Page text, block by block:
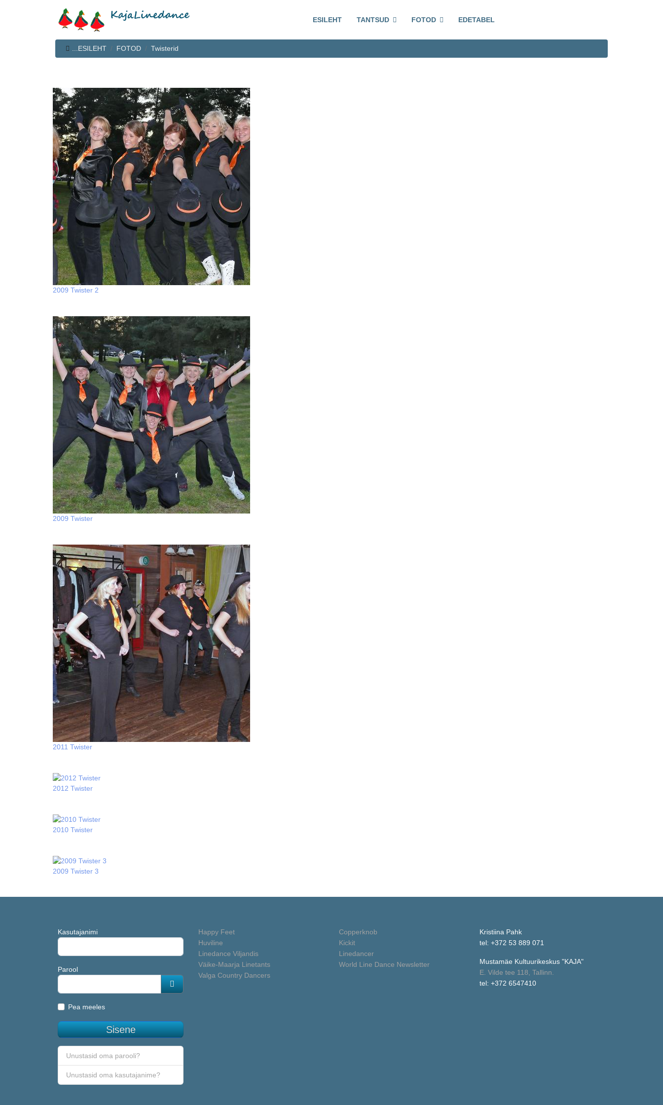
ESILEHT TANTSUD FOTOD EDETABEL
...ESILEHT FOTOD Twisterid
2009 Twister 2
2009 Twister
2011 Twister
2012 Twister
2010 Twister
2009 Twister 3
Kasutajanimi
Parool
Näita parooli
Pea meeles
Sisene
Unustasid oma parooli?
Unustasid oma kasutajanime?
Happy Feet
Huviline
Linedance Viljandis
Väike-Maarja Linetants
Valga Country Dancers
Copperknob
Kickit
Linedancer
World Line Dance Newsletter
Kristiina Pahk
tel: +372 53 889 071
Mustamäe Kultuurikeskus "KAJA"
E. Vilde tee 118, Tallinn.
tel: +372 6547410